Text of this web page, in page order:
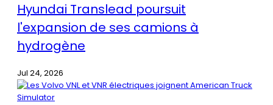
Hyundai Translead poursuit
l'expansion de ses camions à
hydrogène
Jul 24, 2026